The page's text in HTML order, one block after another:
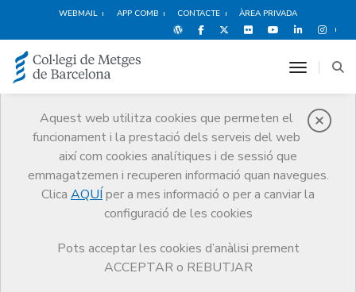
WEBMAIL APP COMB CONTACTE ÀREA PRIVADA
Aquest web utilitza cookies que permeten el
funcionament i la prestació dels serveis del web
així com cookies analítiques i de sessió que
emmagatzemen i recuperen informació quan navegues.
Clica AQUÍ per a mes informació o per a canviar la
configuració de les cookies
Pots acceptar les cookies d’anàlisi prement
ACCEPTAR o REBUTJAR
toggle
Qui som
Qui som Seccions col·legials
Seccions col·legials